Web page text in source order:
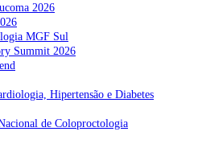
aos cheques psicólogo e
7 de Agosto, 2026
endoscópica do ouvido com
sobre eventual gestão
7 de Agosto, 2026
2026
MGF Sul
Summit 2026
Hipertensão e Diabetes
de Coloproctologia